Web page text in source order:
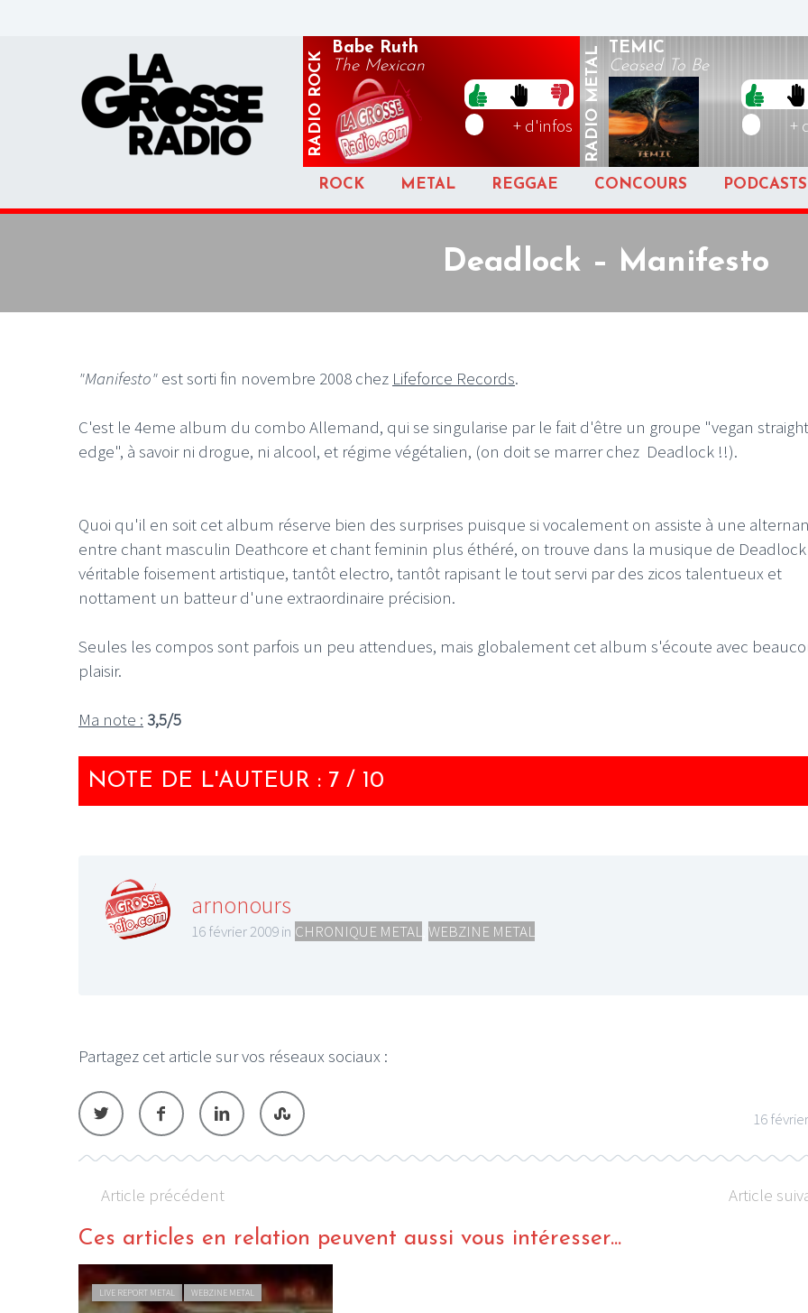
RADIO
ROCK
Babe Ruth
The Mexican
+ d'infos RADIO
METAL
TEMIC
Ceased To Be
+
ROCK METAL REGGAE CONCOURS PODCASTS
Deadlock – Manifesto
"Manifesto" est sorti fin novembre 2008 chez Lifeforce Records.
C'est le 4eme album du combo Allemand, qui se singularise par le fait d'être un groupe "vegan straight
edge", à savoir ni drogue, ni alcool, et régime végétalien, (on doit se marrer chez Deadlock !!).
Quoi qu'il en soit cet album réserve bien des surprises puisque si vocalement on assiste à une
entre chant masculin Deathcore et chant feminin plus éthéré, on trouve dans la musique de
véritable foisement artistique, tantôt electro, tantôt rapisant le tout servi par des zicos talentueux et
nottament un batteur d'une extraordinaire précision.
Seules les compos sont parfois un peu attendues, mais globalement cet album s'écoute avec
plaisir.
Ma note : 3,5/5
NOTE DE L'AUTEUR : 7 / 10
arnonours
16 février 2009 in CHRONIQUE METAL WEBZINE METAL
Partagez cet article sur vos réseaux sociaux :
16
Article précédent Article
Ces articles en relation peuvent aussi vous intéresser...
LIVE REPORT METAL WEBZINE METAL